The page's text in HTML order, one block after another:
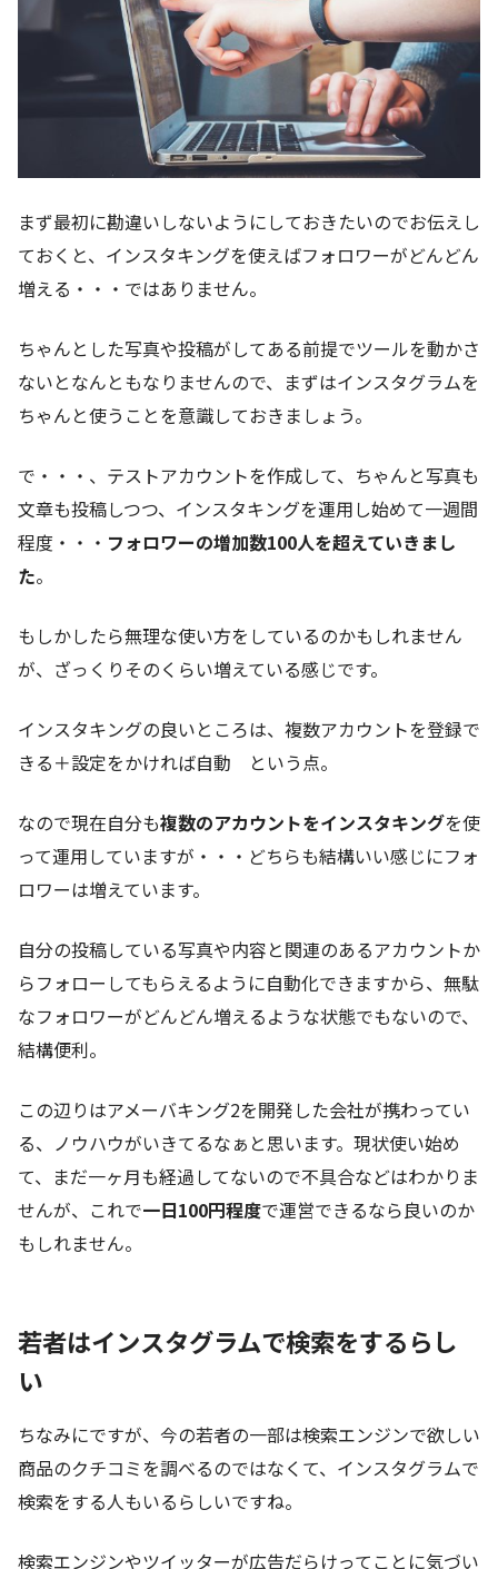
まず最初に勘違いしないようにしておきたいのでお伝えし
ておくと、インスタキングを使えばフォロワーがどんどん
増える・・・ではありません。
ちゃんとした写真や投稿がしてある前提でツールを動かさ
ないとなんともなりませんので、まずはインスタグラムを
ちゃんと使うことを意識しておきましょう。
で・・・、テストアカウントを作成して、ちゃんと写真も
文章も投稿しつつ、インスタキングを運用し始めて一週間
程度・・・ フォロワーの増加数100人を超えていきまし
た。
もしかしたら無理な使い方をしているのかもしれません
が、ざっくりそのくらい増えている感じです。
インスタキングの良いところは、複数アカウントを登録で
きる＋設定をかければ自動 という点。
なので現在自分も複数のアカウントをインスタキングを使
って運用していますが・・・どちらも結構いい感じにフォ
ロワーは増えています。
自分の投稿している写真や内容と関連のあるアカウントか
らフォローしてもらえるように自動化できますから、無駄
なフォロワーがどんどん増えるような状態でもないので、
結構便利。
この辺りはアメーバキング2を開発した会社が携わってい
る、ノウハウがいきてるなぁと思います。現状使い始め
て、まだ一ヶ月も経過してないので不具合などはわかりま
せんが、これで一日100円程度で運営できるなら良いのか
もしれません。
若者はインスタグラムで検索をするらし
い
ちなみにですが、今の若者の一部は検索エンジンで欲しい
商品のクチコミを調べるのではなくて、インスタグラムで
検索をする人もいるらしいですね。
検索エンジンやツイッターが広告だらけってことに気づい